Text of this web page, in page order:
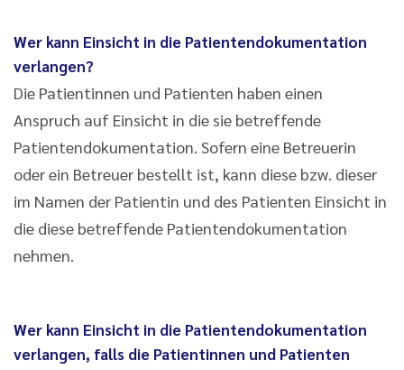
Wer kann Einsicht in die Patientendokumentation
verlangen?
Die Patientinnen und Patienten haben einen
Anspruch auf Einsicht in die sie betreffende
Patientendokumentation. Sofern eine Betreuerin
oder ein Betreuer bestellt ist, kann diese bzw. dieser
im Namen der Patientin und des Patienten Einsicht in
die diese betreffende Patientendokumentation
nehmen.
Wer kann Einsicht in die Patientendokumentation
verlangen, falls die Patientinnen und Patienten